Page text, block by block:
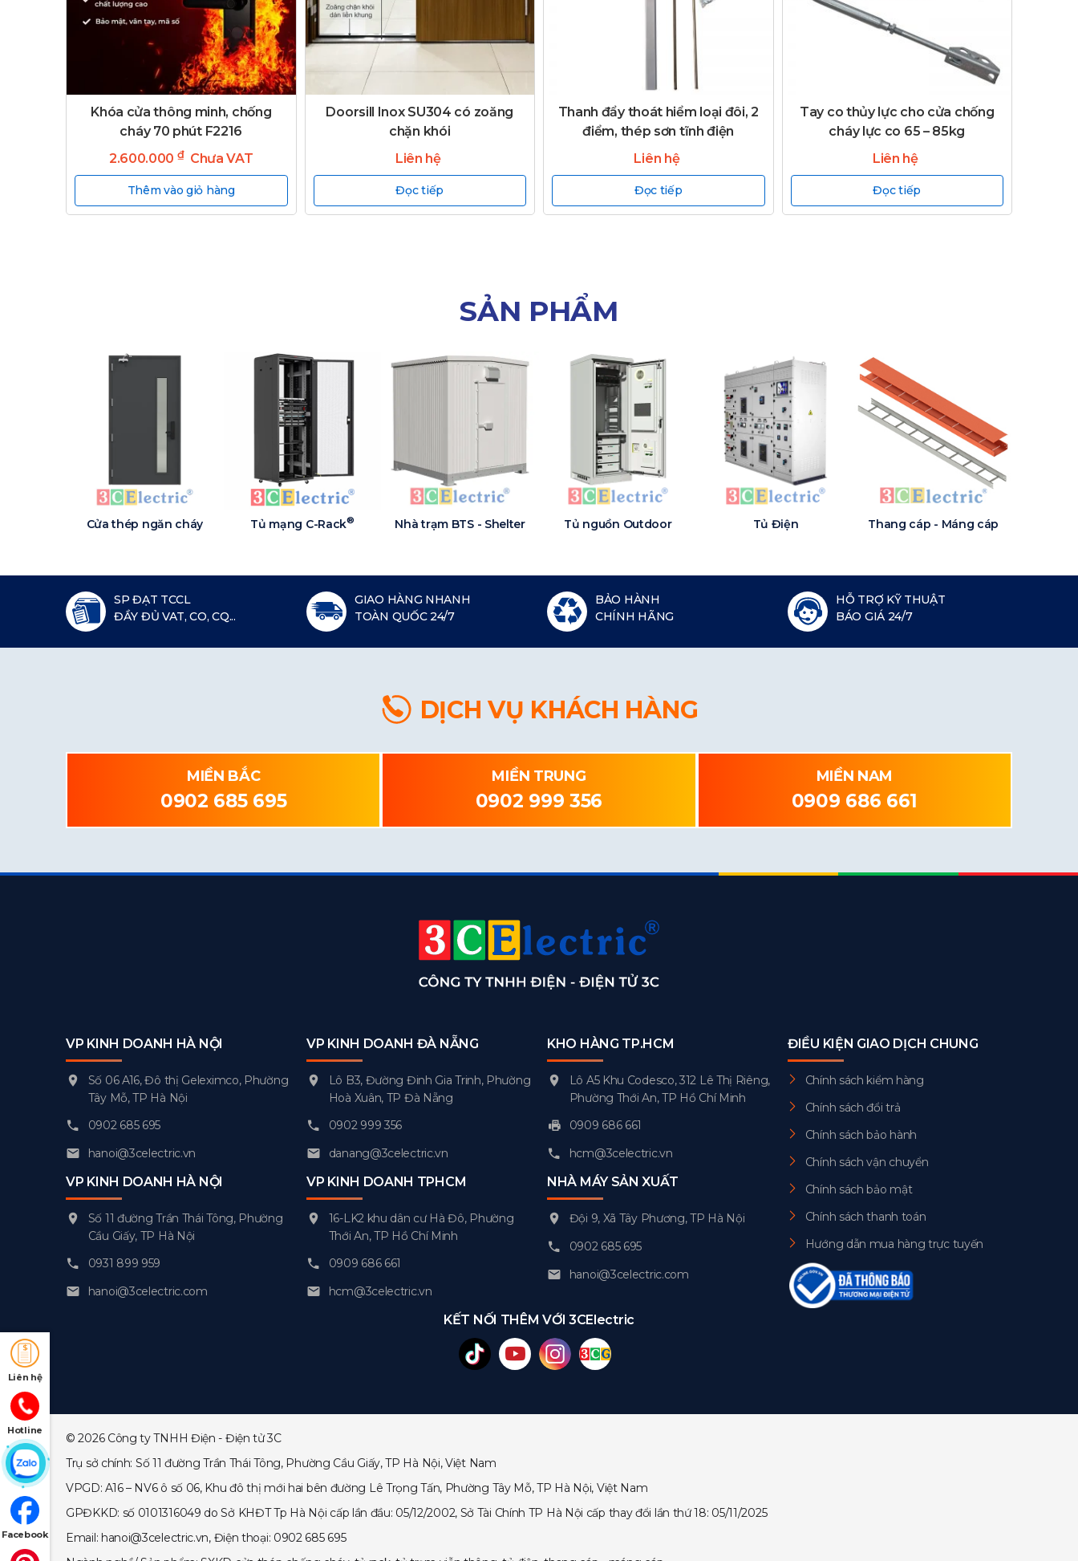
Khóa cửa thông minh, chống
cháy 70 phút F2216
2.600.000 ₫ Chưa VAT
Thêm vào giỏ hàng
Doorsill Inox SU304 có zoăng
chặn khói
Liên hệ
Đọc tiếp
Thanh đẩy thoát hiểm loại đôi, 2
điểm, thép sơn tĩnh điện
Liên hệ
Đọc tiếp
Tay co thủy lực cho cửa chống
cháy lực co 65 – 85kg
Liên hệ
Đọc tiếp
SẢN PHẨM
Cửa thép ngăn cháy Tủ mạng C-Rack® Nhà trạm BTS - Shelter Tủ nguồn Outdoor Tủ Điện Thang cáp - Máng cáp
Liên hệ
Hotline
Facebook
SP ĐẠT TCCL
ĐẦY ĐỦ VAT, CO, CQ...
GIAO HÀNG NHANH
TOÀN QUỐC 24/7
BẢO HÀNH
CHÍNH HÃNG
HỖ TRỢ KỸ THUẬT
BÁO GIÁ 24/7
DỊCH VỤ KHÁCH HÀNG
MIỀN BẮC
0902 685 695
MIỀN TRUNG
0902 999 356
MIỀN NAM
0909 686 661
VP KINH DOANH HÀ NỘI
Số 06 A16, Đô thị Geleximco, Phường
Tây Mỗ, TP Hà Nội
0902 685 695
hanoi@3celectric.vn
VP KINH DOANH HÀ NỘI
Số 11 đường Trần Thái Tông, Phường
Cầu Giấy, TP Hà Nội
0931 899 959
hanoi@3celectric.com
VP KINH DOANH ĐÀ NẴNG
Lô B3, Đường Đinh Gia Trinh, Phường
Hoà Xuân, TP Đà Nẵng
0902 999 356
danang@3celectric.vn
VP KINH DOANH TPHCM
16-LK2 khu dân cư Hà Đô, Phường
Thới An, TP Hồ Chí Minh
0909 686 661
hcm@3celectric.vn
KHO HÀNG TP.HCM
Lô A5 Khu Codesco, 312 Lê Thị Riêng,
Phường Thới An, TP Hồ Chí Minh
0909 686 661
hcm@3celectric.vn
NHÀ MÁY SẢN XUẤT
Đội 9, Xã Tây Phương, TP Hà Nội
0902 685 695
hanoi@3celectric.com
ĐIỀU KIỆN GIAO DỊCH CHUNG
Chính sách kiểm hàng
Chính sách đổi trả
Chính sách bảo hành
Chính sách vận chuyển
Chính sách bảo mật
Chính sách thanh toán
Hướng dẫn mua hàng trực tuyến
KẾT NỐI THÊM VỚI 3CElectric
© 2026 Công ty TNHH Điện - Điện tử 3C
Trụ sở chính: Số 11 đường Trần Thái Tông, Phường Cầu Giấy, TP Hà Nội, Việt Nam
VPGD: A16 – NV6 ô số 06, Khu đô thị mới hai bên đường Lê Trọng Tấn, Phường Tây Mỗ, TP Hà Nội, Việt Nam
GPĐKKD: số 0101316049 do Sở KHĐT Tp Hà Nội cấp lần đầu: 05/12/2002, Sở Tài Chính TP Hà Nội cấp thay đổi lần thứ 18: 05/11/2025
Email: hanoi@3celectric.vn, Điện thoại: 0902 685 695